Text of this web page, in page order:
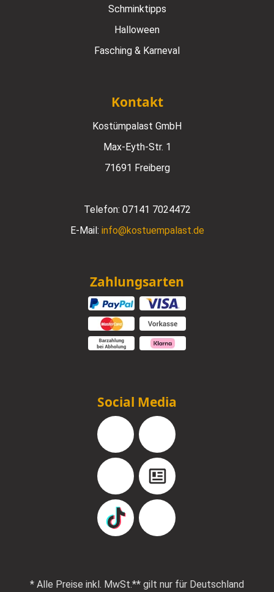
Schminktipps
Halloween
Fasching & Karneval
Kontakt
Kostümpalast GmbH
Max-Eyth-Str. 1
71691 Freiberg
Telefon: 07141 7024472
E-Mail: info@kostuempalast.de
Zahlungsarten
Social Media
Facebook Instagram
YouTube Blog
TikTok Pinterest
* Alle Preise inkl. MwSt.** gilt nur für Deutschland